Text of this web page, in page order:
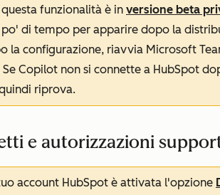
funzionalità è in versione beta
di tempo per apparire dopo la
la configurazione, riavvia Microsoft
Copilot non si connette a HubSpot
riprova.
e autorizzazioni
account HubSpot è attivata l'opzione